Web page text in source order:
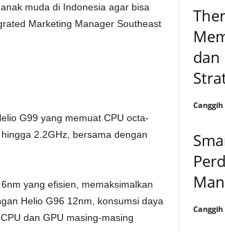
muda di Indonesia agar bisa
Marketing Manager Southeast
G99 yang memuat CPU octa-
2.2GHz, bersama dengan
yang efisien, memaksimalkan
Helio G96 12nm, konsumsi daya
dan GPU masing-masing
dan
Canggih
Canggih